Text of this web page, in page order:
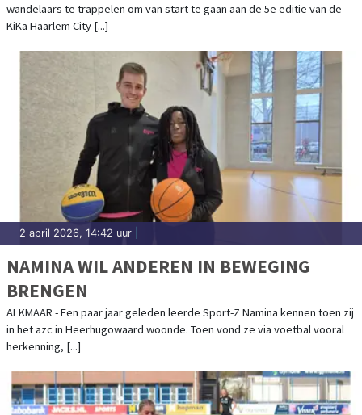
wandelaars te trappelen om van start te gaan aan de 5e editie van de
KiKa Haarlem City [...]
2 april 2026, 14:42 uur
NAMINA WIL ANDEREN IN BEWEGING
BRENGEN
ALKMAAR - Een paar jaar geleden leerde Sport-Z Namina kennen toen zij
in het azc in Heerhugowaard woonde. Toen vond ze via voetbal vooral
herkenning, [...]